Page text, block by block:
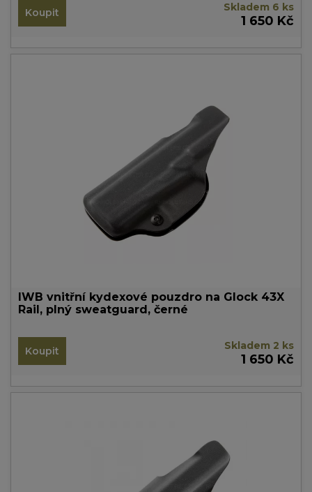
Koupit Skladem 6 ks
1 650 Kč
IWB vnitřní kydexové pouzdro na Glock 43X
Rail, plný sweatguard, černé
Koupit Skladem 2 ks
1 650 Kč